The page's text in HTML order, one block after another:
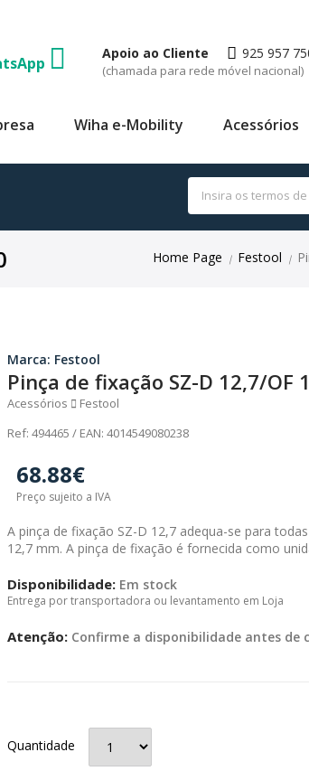
Apoio ao Cliente 925 957
(chamada para rede móvel nacional)
Wiha e-Mobility Acessórios
Home Page | Festool |
Marca: Festool
Pinça de fixação SZ-D 12,7/OF
Acessórios
Festool
Ref: 494465 / EAN: 4014549080238
68.88€
Preço sujeito a IVA
A pinça de fixação SZ-D 12,7 adequa-se para
12,7 mm. A pinça de fixação é fornecida como
Disponibilidade: Em stock
Entrega por transportadora ou levantamento em Loja
Atenção: Confirme a disponibilidade antes de
Quantidade